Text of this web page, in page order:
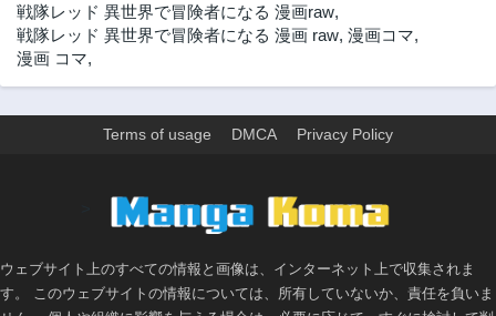
戦隊レッド 異世界で冒険者になる 漫画raw,
戦隊レッド 異世界で冒険者になる 漫画 raw, 漫画コマ,
漫画 コマ,
Terms of usage DMCA Privacy Policy
ウェブサイト上のすべての情報と画像は、インターネット上で収集されま
す。 このウェブサイトの情報については、所有していないか、責任を負いま